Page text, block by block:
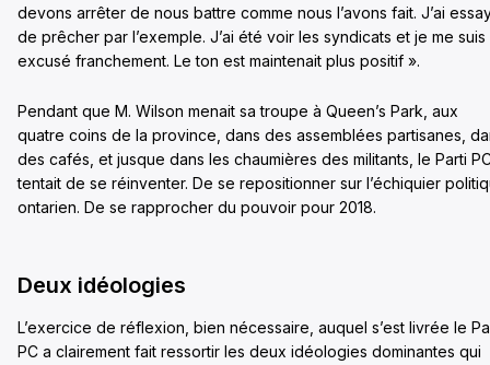
devons arrêter de nous battre comme nous l’avons fait. J’ai
de prêcher par l’exemple. J’ai été voir les syndicats et je me suis
excusé franchement. Le ton est maintenait plus positif ».
Pendant que M. Wilson menait sa troupe à Queen’s Park, aux
quatre coins de la province, dans des assemblées partisanes,
des cafés, et jusque dans les chaumières des militants, le Parti
tentait de se réinventer. De se repositionner sur l’échiquier
ontarien. De se rapprocher du pouvoir pour 2018.
Deux idéologies
L’exercice de réflexion, bien nécessaire, auquel s’est livrée le
PC a clairement fait ressortir les deux idéologies dominantes qui